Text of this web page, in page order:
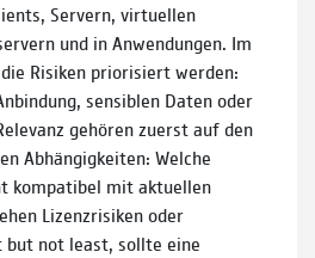
Servern, virtuellen
und in Anwendungen. Im
Risiken priorisiert werden:
sensiblen Daten oder
gehören zuerst auf den
Abhängigkeiten: Welche
kompatibel mit aktuellen
Lizenzrisiken oder
but not least, sollte eine